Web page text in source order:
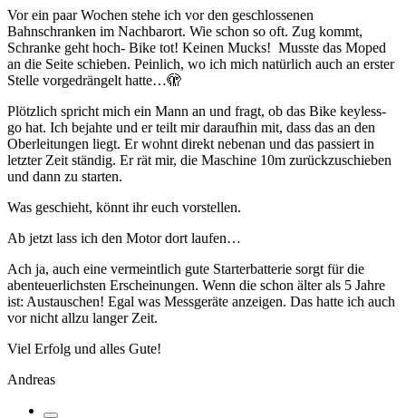
Vor ein paar Wochen stehe ich vor den geschlossenen
Bahnschranken im Nachbarort. Wie schon so oft. Zug kommt,
Schranke geht hoch- Bike tot! Keinen Mucks! Musste das Moped
an die Seite schieben. Peinlich, wo ich mich natürlich auch an erster
Stelle vorgedrängelt hatte…🫣
Plötzlich spricht mich ein Mann an und fragt, ob das Bike keyless-
go hat. Ich bejahte und er teilt mir daraufhin mit, dass das an den
Oberleitungen liegt. Er wohnt direkt nebenan und das passiert in
letzter Zeit ständig. Er rät mir, die Maschine 10m zurückzuschieben
und dann zu starten.
Was geschieht, könnt ihr euch vorstellen.
Ab jetzt lass ich den Motor dort laufen…
Ach ja, auch eine vermeintlich gute Starterbatterie sorgt für die
abenteuerlichsten Erscheinungen. Wenn die schon älter als 5 Jahre
ist: Austauschen! Egal was Messgeräte anzeigen. Das hatte ich auch
vor nicht allzu langer Zeit.
Viel Erfolg und alles Gute!
Andreas